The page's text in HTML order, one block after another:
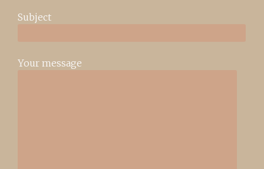
Subject
Your message